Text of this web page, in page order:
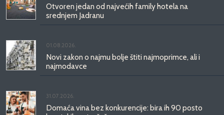
Otvoren jedan od najvećih family hotela na
srednjem Jadranu
01.08.2026.
Novi zakon o najmu bolje štiti najmoprimce, ali i
najmodavce
31.07.2026.
Domaća vina bez konkurencije: bira ih 90 posto